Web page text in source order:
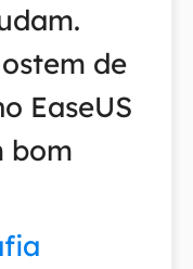
de
EaseUS
bom